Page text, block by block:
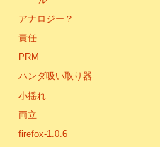
アナロジー？
責任
PRM
ハンダ吸い取り器
小揺れ
両立
firefox-1.0.6